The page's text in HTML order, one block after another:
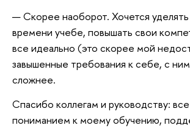
— Скорее наоборот. Хочется
времени учебе, повышать свои
все идеально (это скорее мой
завышенные требования к себе, с
сложнее.
Спасибо коллегам и руководству:
пониманием к моему обучению,